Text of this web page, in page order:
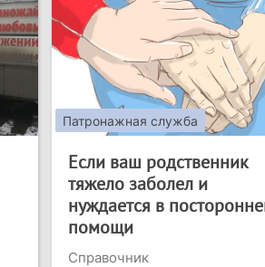
Патронажная служба
Если ваш родственник
тяжело заболел и
нуждается в
помощи
Справочник